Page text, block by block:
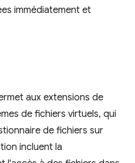
immédiatement et
aux extensions de
de fichiers virtuels, qui
de fichiers sur
incluent la